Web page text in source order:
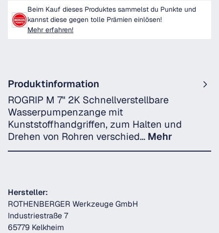
Beim Kauf dieses Produktes sammelst du Punkte und
kannst diese gegen tolle Prämien einlösen!
Mehr erfahren!
Produktinformation
ROGRIP M 7" 2K Schnellverstellbare
Wasserpumpenzange mit
Kunststoffhandgriffen, zum Halten und
Drehen von Rohren verschied… Mehr
Hersteller:
ROTHENBERGER Werkzeuge GmbH
Industriestraße 7
65779 Kelkheim